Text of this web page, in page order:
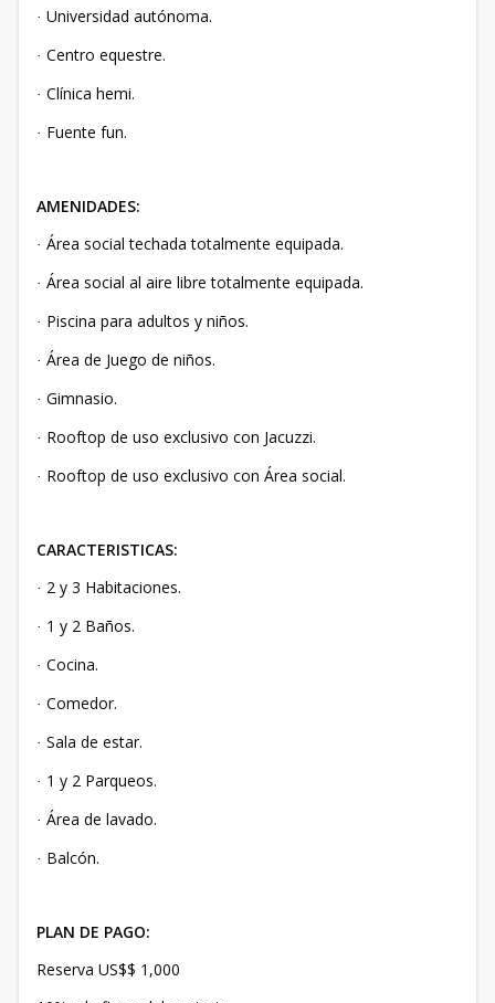
· Universidad autónoma.
· Centro equestre.
· Clínica hemi.
· Fuente fun.
AMENIDADES:
· Área social techada totalmente equipada.
· Área social al aire libre totalmente equipada.
· Piscina para adultos y niños.
· Área de Juego de niños.
· Gimnasio.
· Rooftop de uso exclusivo con Jacuzzi.
· Rooftop de uso exclusivo con Área social.
CARACTERISTICAS:
· 2 y 3 Habitaciones.
· 1 y 2 Baños.
· Cocina.
· Comedor.
· Sala de estar.
· 1 y 2 Parqueos.
· Área de lavado.
· Balcón.
PLAN DE PAGO:
Reserva US$$ 1,000